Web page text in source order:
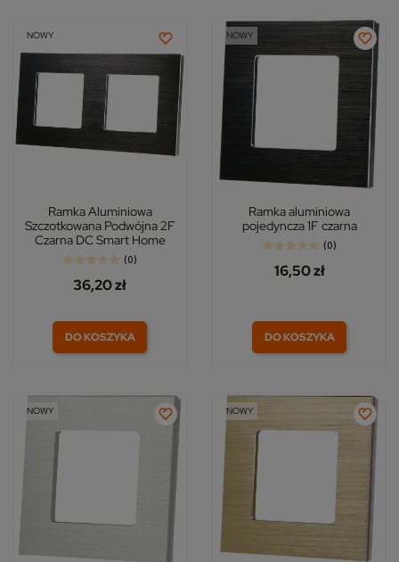
NOWY
Ramka Aluminiowa
Szczotkowana Podwójna 2F
Czarna DC Smart Home
(0)
36,20 zł
DO KOSZYKA
NOWY
Ramka aluminiowa
pojedyncza 1F czarna
(0)
16,50 zł
DO KOSZYKA
NOWY NOWY